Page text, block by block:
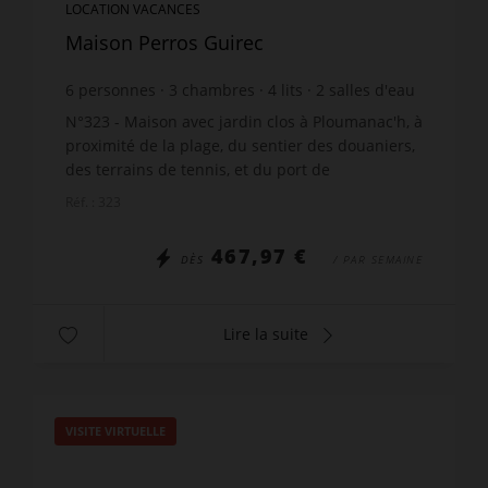
LOCATION VACANCES
Maison Perros Guirec
6 personnes 3 chambres 4 lits 2 salles d'eau
N°323 - Maison avec jardin clos à Ploumanac'h, à
proximité de la plage, du sentier des douaniers,
des terrains de tennis, et du port de
DÈS 467,97 € / PAR SEMAINE
Lire la suite
VISITE VIRTUELLE